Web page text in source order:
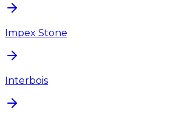
Impex Stone
Interbois